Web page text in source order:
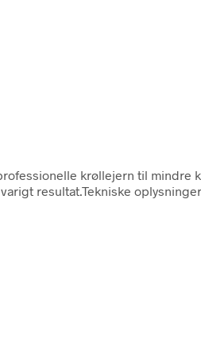
professionelle krøllejern til mindre
resultat.Tekniske